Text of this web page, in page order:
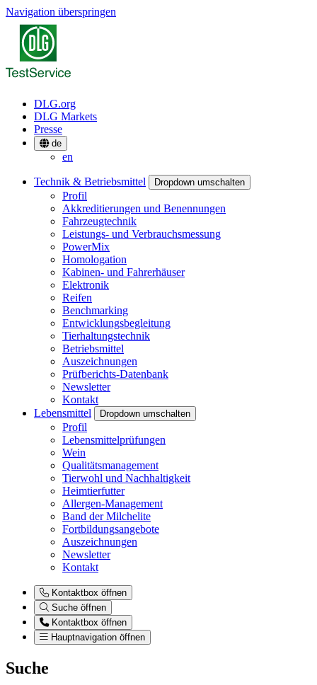
Navigation überspringen
DLG.org
DLG Markets
Presse
de
en
Technik & Betriebsmittel Dropdown umschalten
Profil
Akkreditierungen und Benennungen
Fahrzeugtechnik
Leistungs- und Verbrauchsmessung
PowerMix
Homologation
Kabinen- und Fahrerhäuser
Elektronik
Reifen
Benchmarking
Entwicklungsbegleitung
Tierhaltungstechnik
Betriebsmittel
Auszeichnungen
Prüfberichts-Datenbank
Newsletter
Kontakt
Lebensmittel
Dropdown umschalten
Profil
Lebensmittelprüfungen
Wein
Qualitätsmanagement
Tierwohl und Nachhaltigkeit
Heimtierfutter
Allergen-Management
Band der Milchelite
Fortbildungsangebote
Auszeichnungen
Newsletter
Kontakt
Kontaktbox öffnen
Suche öffnen
Kontaktbox öffnen
Hauptnavigation öffnen
Suche